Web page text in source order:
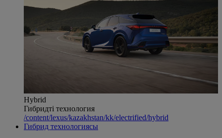
Hybrid
Гибридті технология
/content/lexus/kazakhstan/kk/electrified/hybrid
Гибрид технологиясы